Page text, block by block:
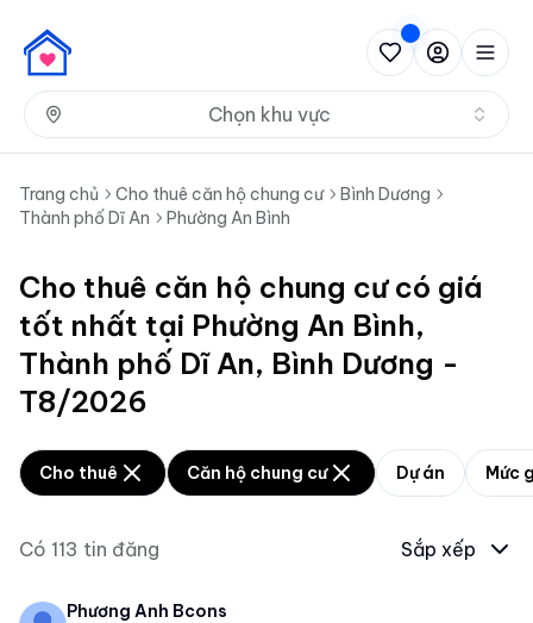
Chọn khu vực
Trang chủ Cho thuê căn hộ chung cư
Bình Dương
Thành phố Dĩ An
Phường An Bình
Cho thuê căn hộ chung cư có giá
tốt nhất tại Phường An Bình,
Thành phố Dĩ An, Bình Dương -
T8/2026
Cho thuê Căn hộ chung cư Dự án Mức
Có 113 tin đăng Sắp xếp
Phương Anh Bcons